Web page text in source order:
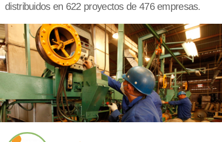
distribuidos en 622 proyectos de 476 empresas.